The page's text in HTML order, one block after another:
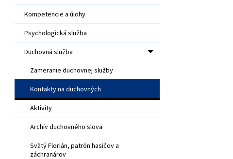
Kompetencie a úlohy
Psychologická služba
Duchovná služba
Zameranie duchovnej služby
Kontakty na duchovných
Aktivity
Archív duchovného slova
Svätý Florián, patrón hasičov a
záchranárov